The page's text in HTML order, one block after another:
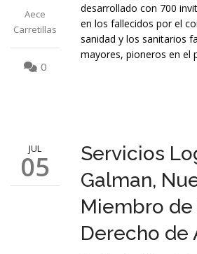
Aece
Carretillas
0
desarrollado con 700
en los fallecidos por el
sanidad y los sanitarios
mayores, pioneros en el
JUL
05
Servicios
Galman,
Miembro de
Derecho de